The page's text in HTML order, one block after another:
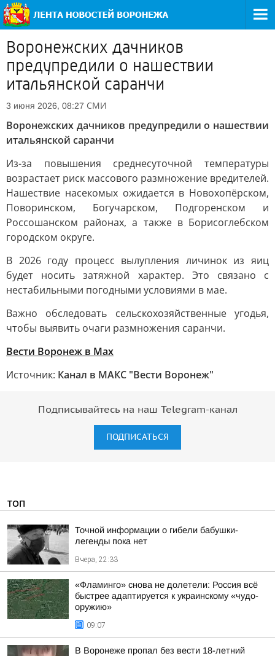
Воронежских дачников
предупредили о нашествии
итальянской саранчи
3 июня 2026, 08:27 СМИ
Воронежских дачников предупредили о нашествии
итальянской саранчи
Из-за повышения среднесуточной температуры
возрастает риск массового размножение вредителей.
Нашествие насекомых ожидается в Новохопёрском,
Поворинском, Богучарском, Подгоренском и
Россошанском районах, а также в Борисоглебском
городском округе.
В 2026 году процесс вылупления личинок из яиц
будет носить затяжной характер. Это связано с
нестабильными погодными условиями в мае.
Важно обследовать сельскохозяйственные угодья,
чтобы выявить очаги размножения саранчи.
Вести Воронеж в Max
Источник: Канал в МАКС "Вести Воронеж"
Подписывайтесь на наш Telegram-канал
ПОДПИСАТЬСЯ
ТОП
Точной информации о гибели бабушки-
легенды пока нет
Вчера, 22:33
«Фламинго» снова не долетели: Россия всё
быстрее адаптируется к украинскому «чудо-
оружию»
09:07
В Воронеже пропал без вести 18-летний